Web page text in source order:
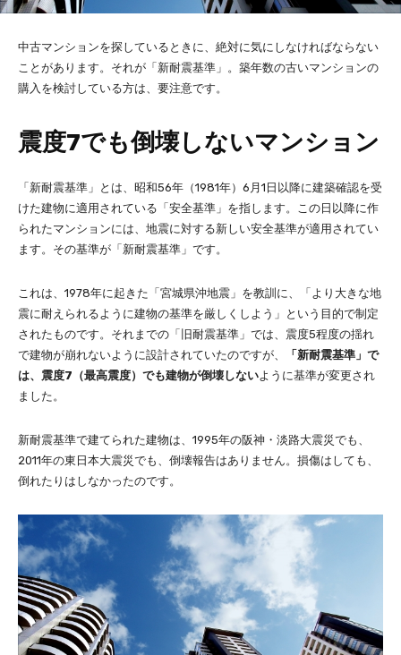
中古マンションを探しているときに、絶対に気にしなければならない
ことがあります。それが「新耐震基準」。築年数の古いマンションの
購入を検討している方は、要注意です。
震度7でも倒壊しないマンション
「新耐震基準」とは、昭和56年（1981年）6月1日以降に建築確認を受
けた建物に適用されている「安全基準」を指します。この日以降に作
られたマンションには、地震に対する新しい安全基準が適用されてい
ます。その基準が「新耐震基準」です。
これは、1978年に起きた「宮城県沖地震」を教訓に、「より大きな地
震に耐えられるように建物の基準を厳しくしよう」という目的で制定
されたものです。それまでの「旧耐震基準」では、震度5程度の揺れ
で建物が崩れないように設計されていたのですが、
「新耐震基準」で
は、震度7（最高震度）でも建物が倒壊しないように基準が変更され
ました。
新耐震基準で建てられた建物は、1995年の阪神・淡路大震災でも、
2011年の東日本大震災でも、倒壊報告はありません。損傷はしても、
倒れたりはしなかったのです。